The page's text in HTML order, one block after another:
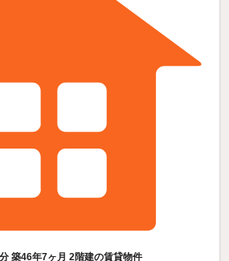
築46年7ヶ月 2階建の賃貸物件